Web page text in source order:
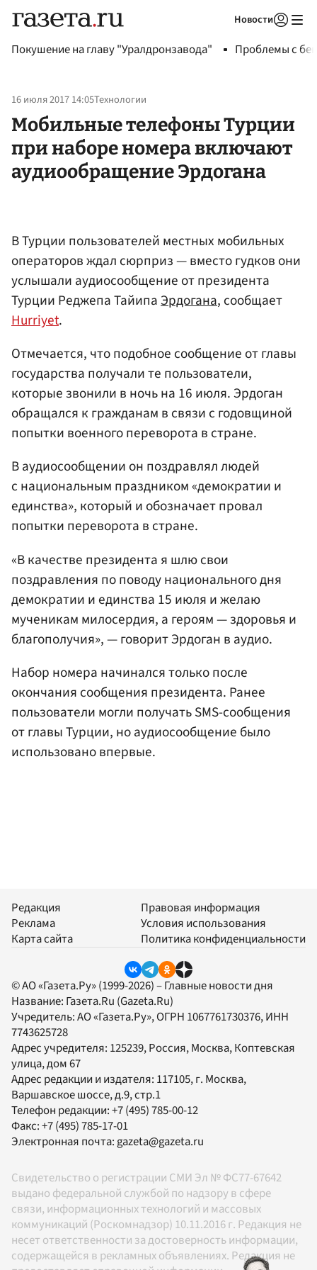
Новости
Покушение на главу "Уралдронзавода" Проблемы с
16 июля 2017 14:05Технологии
Мобильные телефоны Турции
при наборе номера включают
аудиообращение Эрдогана
В Турции пользователей местных мобильных
операторов ждал сюрприз — вместо гудков они
услышали аудиосообщение от президента
Турции Реджепа ТайипаЭрдогана, сообщает
Hurriyet.
Отмечается, что подобное сообщение от главы
государства получали те пользователи,
которые звонили в ночь на 16 июля. Эрдоган
обращался к гражданам в связи с годовщиной
попытки военного переворота в стране.
В аудиосообщении он поздравлял людей
с национальным праздником «демократии и
единства», который и обозначает провал
попытки переворота в стране.
«В качестве президента я шлю свои
поздравления по поводу национального дня
демократии и единства 15 июля и желаю
мученикам милосердия, а героям — здоровья и
благополучия», — говорит Эрдоган в аудио.
Набор номера начинался только после
окончания сообщения президента. Ранее
пользователи могли получать SMS-сообщения
от главы Турции, но аудиосообщение было
использовано впервые.
Редакция
Реклама
Карта сайта
Правовая информация
Условия использования
Политика конфиденциальности
© АО «Газета.Ру» (1999-2026) – Главные новости дня
Название: Газета.Ru (Gazeta.Ru)
Учредитель:АО «Газета.Ру», ОГРН 1067761730376, ИНН
7743625728
Адрес учредителя: 125239, Россия, Москва, Коптевская
улица, дом 67
Адрес редакции и издателя: 117105, г. Москва,
Варшавское шоссе, д.9, стр.1
Телефон редакции:+7 (495) 785-00-12
Факс:+7 (495) 785-17-01
Электронная почта:gazeta@gazeta.ru
Свидетельство о регистрации СМИ Эл № ФС77-67642
выдано федеральной службой по надзору в сфере
связи, информационных технологий и массовых
коммуникаций (Роскомнадзор) 10.11.2016 г. Редакция не
несет ответственности за достоверность информации,
содержащейся в рекламных объявлениях. Редакция не